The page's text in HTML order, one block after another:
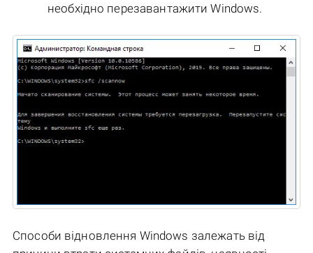
необхідно перезавантажити Windows.
Способи відновлення Windows залежать від